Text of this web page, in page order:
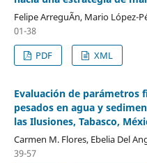
Felipe ArreguÃ­n, Mario López-
01-38
PDF
XML
Evaluación de parámetros
pesados en agua y
las Ilusiones, Tabasco,
Carmen M. Flores, Ebelia Del
39-57